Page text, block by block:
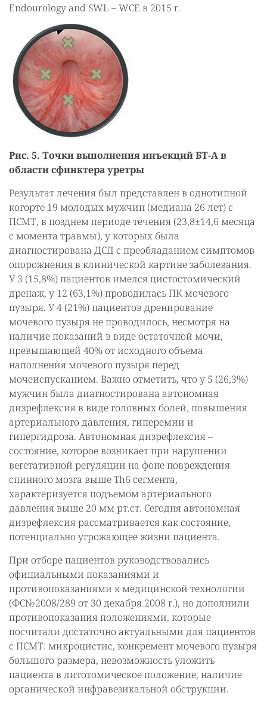
Endourology and SWL – WCE в 2015 г.
Рис. 5. Точки выполнения инъекций БТ-А в
области сфинктера уретры
Результат лечения был представлен в однотипной
когорте 19 молодых мужчин (медиана 26 лет) с
ПСМТ, в позднем периоде течения (23,8±14,6 месяца
с момента травмы), у которых была
диагностирована ДСД с преобладанием симптомов
опорожнения в клинической картине заболевания.
У 3 (15,8%) пациентов имелся цистостомический
дренаж, у 12 (63,1%) проводилась ПК мочевого
пузыря. У 4 (21%) пациентов дренирование
мочевого пузыря не проводилось, несмотря на
наличие показаний в виде остаточной мочи,
превышающей 40% от исходного объема
наполнения мочевого пузыря перед
мочеиспусканием. Важно отметить, что у 5 (26,3%)
мужчин была диагностирована автономная
дизрефлексия в виде головных болей, повышения
артериального давления, гиперемии и
гипергидроза. Автономная дизрефлексия –
состояние, которое возникает при нарушении
вегетативной регуляции на фоне повреждения
спинного мозга выше Th6 сегмента,
характеризуется подъемом артериального
давления выше 20 мм рт.ст. Сегодня автономная
дизрефлексия рассматривается как состояние,
потенциально угрожающее жизни пациента.
При отборе пациентов руководствовались
официальными показаниями и
противопоказаниями к медицинской технологии
(ФС№2008/289 от 30 декабря 2008 г.), но дополнили
противопоказания положениями, которые
посчитали достаточно актуальными для пациентов
с ПСМТ: микроцистис, конкремент мочевого пузыря
большого размера, невозможность уложить
пациента в литотомическое положение, наличие
органической инфравезикальной обструкции.